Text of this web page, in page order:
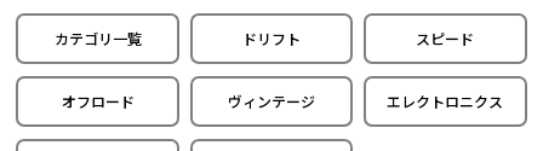
カテゴリ一覧 ドリフト スピード
オフロード ヴィンテージ エレクトロニクス